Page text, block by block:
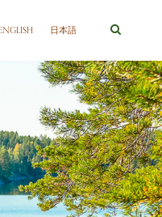
ENGLISH 日本語